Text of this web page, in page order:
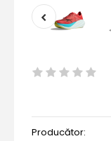
Producător: